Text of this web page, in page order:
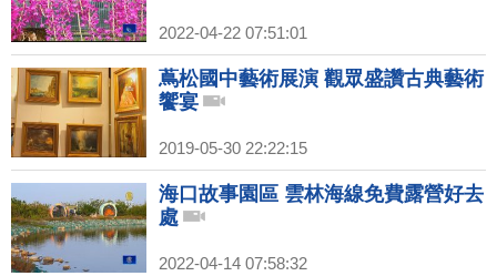
2022-04-22 07:51:01
蔦松國中藝術展演 觀眾盛讚古典藝術
饗宴
2019-05-30 22:22:15
海口故事園區 雲林海線免費露營好去
處
2022-04-14 07:58:32